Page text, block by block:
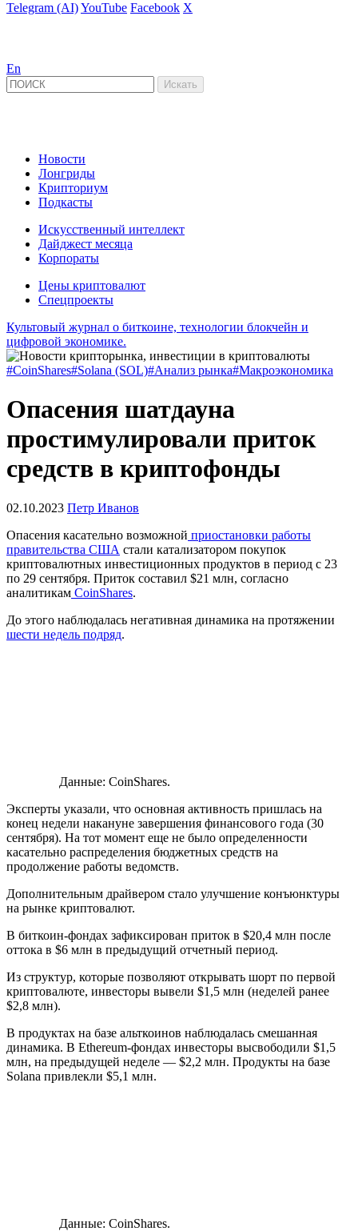
Telegram (AI)YouTube Facebook X
En
Новости
Лонгриды
Крипториум
Подкасты
Искусственный интеллект
Дайджест месяца
Корпораты
Цены криптовалют
Спецпроекты
Культовый журнал о биткоине, технологии блокчейн и
цифровой экономике.
#CoinShares#Solana (SOL)#Анализ рынка#Макроэкономика
Опасения шатдауна
простимулировали приток
средств в криптофонды
02.10.2023 Петр Иванов
Опасения касательно возможной приостановки работы
правительства США стали катализатором покупок
криптовалютных инвестиционных продуктов в период с 23
по 29 сентября. Приток составил $21 млн, согласно
аналитикам CoinShares.
До этого наблюдалась негативная динамика на протяжении
шести недель подряд.
Данные: CoinShares.
Эксперты указали, что основная активность пришлась на
конец недели накануне завершения финансового года (30
сентября). На тот момент еще не было определенности
касательно распределения бюджетных средств на
продолжение работы ведомств.
Дополнительным драйвером стало улучшение конъюнктуры
на рынке криптовалют.
В биткоин-фондах зафиксирован приток в $20,4 млн после
оттока в $6 млн в предыдущий отчетный период.
Из структур, которые позволяют открывать шорт по первой
криптовалюте, инвесторы вывели $1,5 млн (неделей ранее
$2,8 млн).
В продуктах на базе альткоинов наблюдалась смешанная
динамика. В Ethereum-фондах инвесторы высвободили $1,5
млн, на предыдущей неделе — $2,2 млн. Продукты на базе
Solana привлекли $5,1 млн.
Данные: CoinShares.